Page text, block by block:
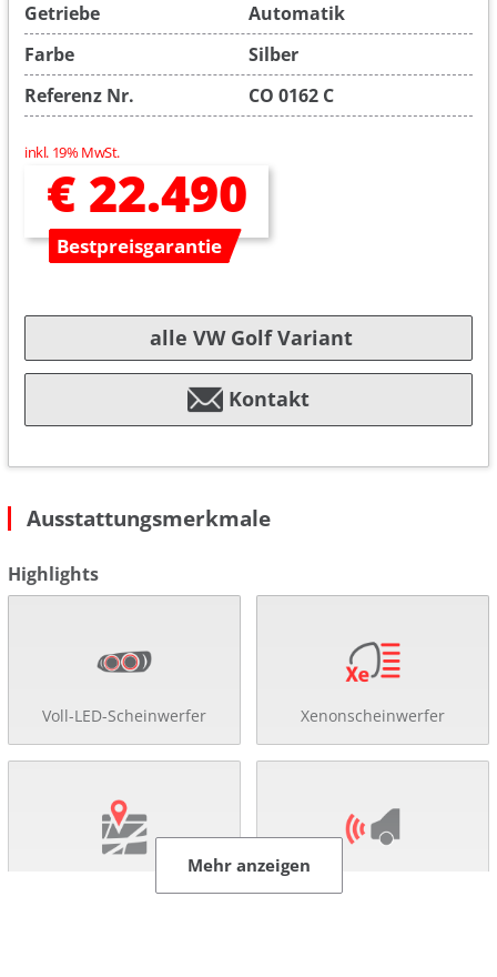
Getriebe
Automatik
Farbe
Silber
Referenz Nr.
CO 0162 C
inkl. 19% MwSt.
€ 22.490
Bestpreisgarantie
alle VW Golf Variant
Kontakt
Ausstattungsmerkmale
Highlights
Voll-LED-Scheinwerfer Xenonscheinwerfer
Mehr anzeigen